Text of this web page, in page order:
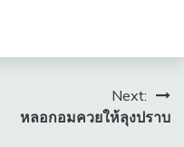
Next:
หลอกอมควยให้ลุงปราบ